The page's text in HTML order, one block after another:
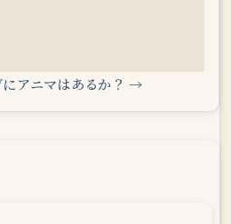
にアニマはあるか？ →